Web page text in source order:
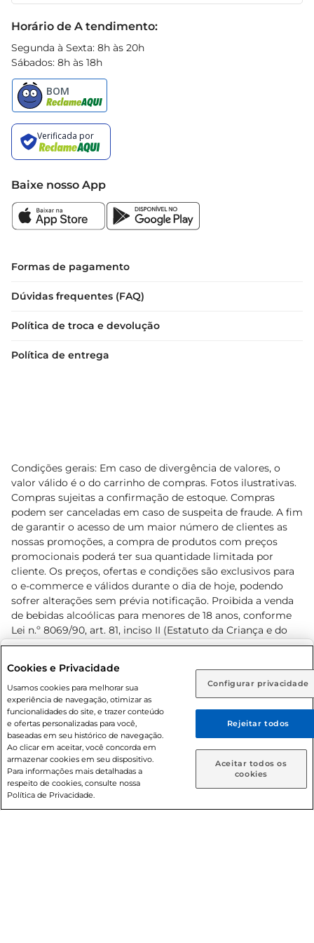
Rio de Janeiro (RJ) Goiás (GO)
Ou
Caso queira comprar online, informe como deseja receber
suas compras:
Entrega em casa Retire em Loja
Horário de A tendimento:
Segunda à Sexta: 8h às 20h
Sábados: 8h às 18h
Baixe nosso App
Formas de pagamento
Dúvidas frequentes (FAQ)
Política de troca e devolução
Política de entrega
Condições gerais: Em caso de divergência de valores, o
valor válido é o do carrinho de compras. Fotos ilustrativas.
Compras sujeitas a confirmação de estoque. Compras
podem ser canceladas em caso de suspeita de fraude. A fim
de garantir o acesso de um maior número de clientes as
nossas promoções, a compra de produtos com preços
promocionais poderá ter sua quantidade limitada por
cliente. Os preços, ofertas e condições são exclusivos para
o e-commerce e válidos durante o dia de hoje, podendo
sofrer alterações sem prévia notificação. Proibida a venda
de bebidas alcoólicas para menores de 18 anos, conforme
Lei n.º 8069/90, art. 81, inciso II (Estatuto da Criança e do
Adolescente). Preços e condições exclusivos para o
prévio. O valor mínimo para as compras on-line é de R$
80,00.
© 2026 Copyright. Todos os direitos
reservados Prezunic.
Cookies e Privacidade
Usamos cookies para melhorar sua
experiência de navegação, otimizar as
funcionalidades do site, e trazer conteúdo
e ofertas personalizadas para você,
baseadas em seu histórico de navegação.
Ao clicar em aceitar, você concorda em
armazenar cookies em seu dispositivo.
Para informações mais detalhadas a
respeito de cookies, consulte nossa
Política de Privacidade.
Configurar privacidade
Rejeitar todos
Aceitar todos os
cookies